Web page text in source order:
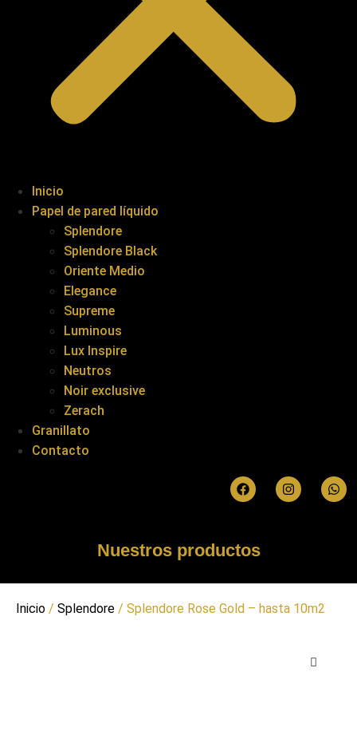
Inicio
Papel de pared líquido
Splendore
Splendore Black
Oriente Medio
Elegance
Supreme
Luminous
Lux Inspire
Neutros
Noir exclusive
Zerach
Granillato
Contacto
Nuestros productos
Inicio / Splendore / Splendore Rose Gold – hasta 10m2